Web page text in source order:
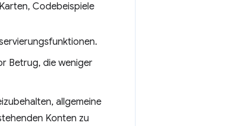
Codebeispiele
Betrug, die weniger
allgemeine
Konten zu